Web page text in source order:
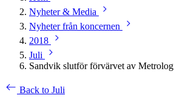
Nyheter & Media
Nyheter från koncernen
2018
Juli
Sandvik slutför förvärvet av
Back to Juli